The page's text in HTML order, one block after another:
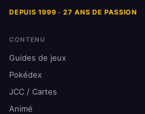
DEPUIS 1999 · 27 ANS DE PASSION
CONTENU
Guides de jeux
Pokédex
JCC / Cartes
Animé